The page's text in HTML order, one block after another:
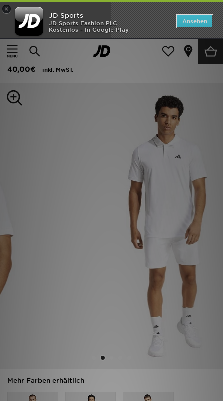
×
JD Sports
JD Sports Fashion PLC
Kostenlos - In Google Play
Ansehen
Home
Herren Herrenbekleidung T-Shirts und Tanktops
adidas Club Tennis Poloshirt
40,00€
inkl. MwST.
Mehr Farben erhältlich
ANGEBOTE
Neuheiten
Kinder
Mein JD